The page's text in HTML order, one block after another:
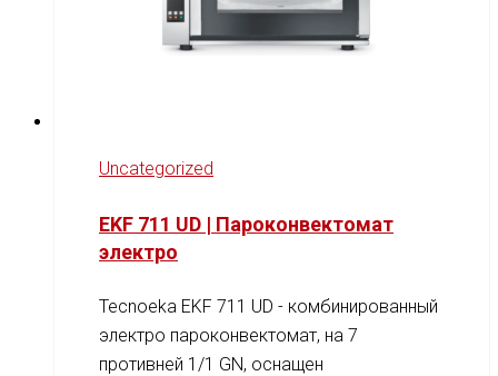
Uncategorized
EKF 711 UD | Пароконвектомат
электро
Tecnoeka EKF 711 UD - комбинированный
электро пароконвектомат, на 7
противней 1/1 GN, оснащен